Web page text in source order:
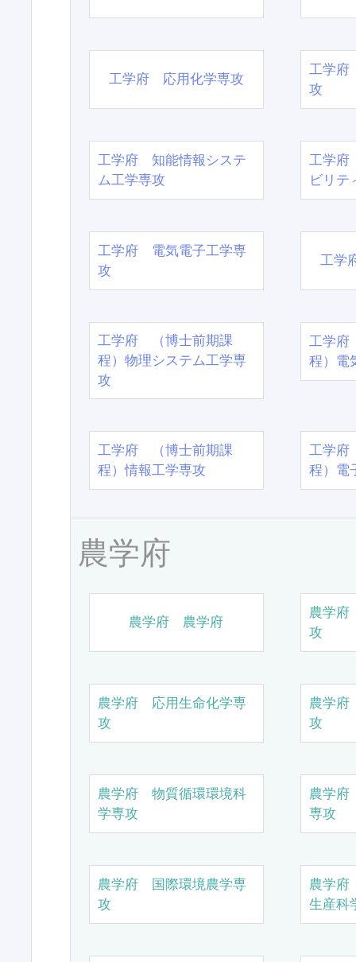
工学府 応用化学専攻
工学府
攻
工学府 知能情報システ
ム工学専攻
工学府
ビリテ
工学府 電気電子工学専
攻
工学
工学府 （博士前期課
程）物理システム工学専
攻
工学
程）電
工学府 （博士前期課
程）情報工学専攻
工学
程）電
農学府
農学府 農学府
農学
攻
農学府 応用生命化学専
攻
農学
攻
農学府 物質循環環境科
学専攻
農学
専攻
農学府 国際環境農学専
攻
農学
生産科